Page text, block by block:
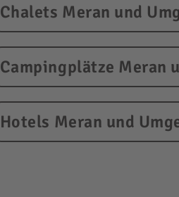
Chalets Meran und
Campingplätze Meran
Hotels Meran und